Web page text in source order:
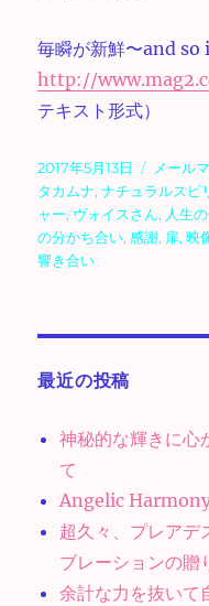
毎瞬が新鮮〜and so
http://
テキスト形式）
投
稿
日:
2017年5月13日
カ
テ
ゴ
リ
メール
タカムナ,ナチュラルスピ
ャー, ヴォイスさん, 人生
の分かち合い,感謝, 扉,映
響き合い
最近の投稿
神秘的な輝きに心
て
Angelic
超久々、プレアデ
ブレーションの贈
余計な力を抜いて